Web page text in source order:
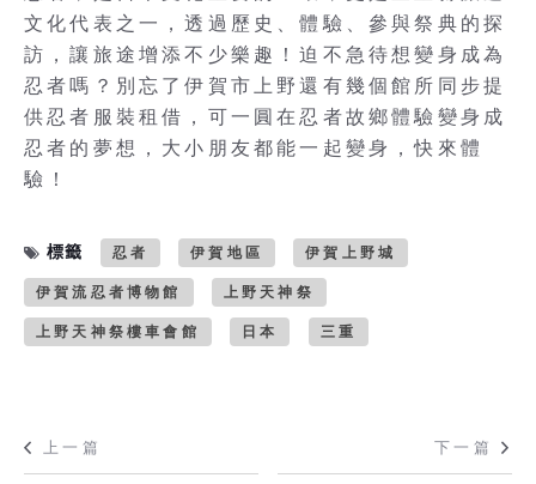
文化代表之一，透過歷史、體驗、參與祭典的探
訪，讓旅途增添不少樂趣！迫不急待想變身成為
忍者嗎？別忘了伊賀市上野還有幾個館所同步提
供忍者服裝租借，可一圓在忍者故鄉體驗變身成
忍者的夢想，大小朋友都能一起變身，快來體
驗！
標籤 忍者 伊賀地區 伊賀上野城
伊賀流忍者博物館 上野天神祭
上野天神祭樓車會館 日本 三重
上一篇 下一篇